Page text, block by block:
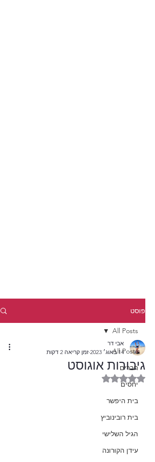
פוסט
All Posts
חברים
יחסים
בית היפשר
בית רובינוביץ
הגיל השלישי
עידן הקורונה
All Posts
גיבורות אוגוסט
אבי דר
14 באוג׳ 2023
זמן קריאה 2 דקות
דירוג של NaN מתוך 5 כוכבים